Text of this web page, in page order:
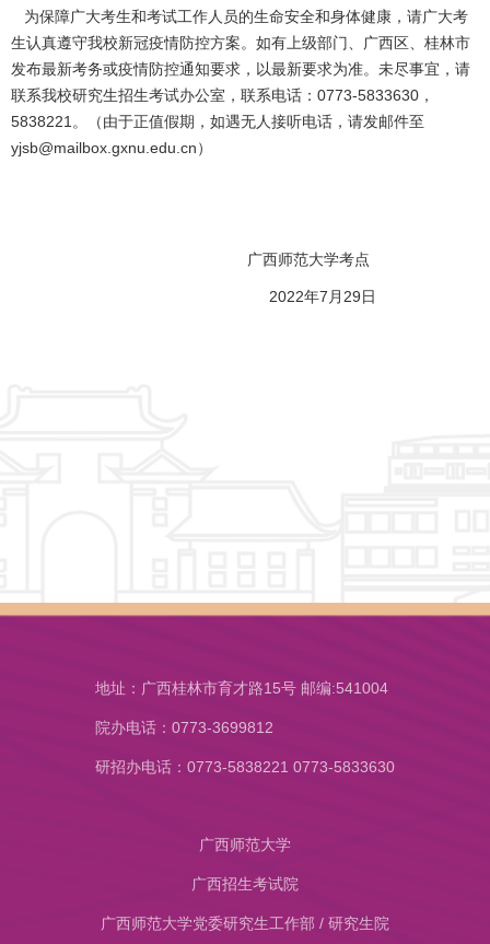
为保障广大考生和考试工作人员的生命安全和身体健康，请广大考
生认真遵守我校新冠疫情防控方案。如有上级部门、广西区、桂林市
发布最新考务或疫情防控通知要求，以最新要求为准。未尽事宜，请
联系我校研究生招生考试办公室，联系电话：0773-5833630，
5838221。（由于正值假期，如遇无人接听电话，请发邮件至
yjsb@mailbox.gxnu.edu.cn）
广西师范大学考点
2022年7月29日
地址：广西桂林市育才路15号 邮编:541004
院办电话：0773-3699812
研招办电话：0773-5838221 0773-5833630
广西师范大学
广西招生考试院
广西师范大学党委研究生工作部 / 研究生院